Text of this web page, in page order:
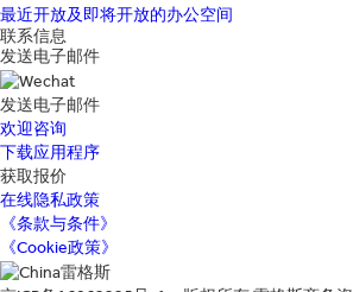
最近开放及即将开放的办公空间
联系信息
发送电子邮件
发送电子邮件
欢迎咨询
下载应用程序
获取报价
在线隐私政策
《条款与条件》
《Cookie政策》